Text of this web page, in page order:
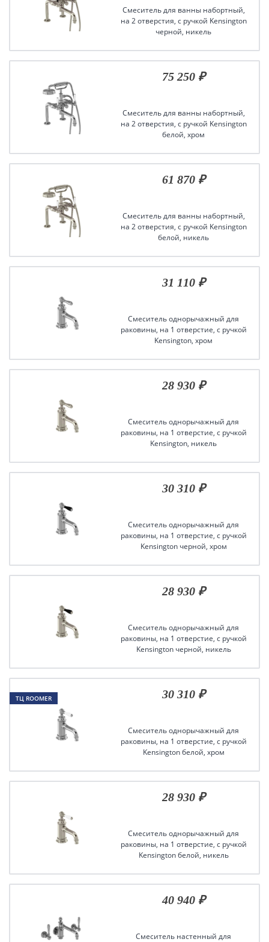
Смеситель для ванны набортный,
на 2 отверстия, с ручкой Kensington
черной, никель
75 250 ₽
Смеситель для ванны набортный,
на 2 отверстия, с ручкой Kensington
белой, хром
61 870 ₽
Смеситель для ванны набортный,
на 2 отверстия, с ручкой Kensington
белой, никель
31 110 ₽
Смеситель однорычажный для
раковины, на 1 отверстие, с ручкой
Kensington, хром
28 930 ₽
Смеситель однорычажный для
раковины, на 1 отверстие, с ручкой
Kensington, никель
30 310 ₽
Смеситель однорычажный для
раковины, на 1 отверстие, с ручкой
Kensington черной, хром
28 930 ₽
Смеситель однорычажный для
раковины, на 1 отверстие, с ручкой
Kensington черной, никель
ТЦ ROOMER 30 310 ₽
Смеситель однорычажный для
раковины, на 1 отверстие, с ручкой
Kensington белой, хром
28 930 ₽
Смеситель однорычажный для
раковины, на 1 отверстие, с ручкой
Kensington белой, никель
40 940 ₽
Смеситель настенный для